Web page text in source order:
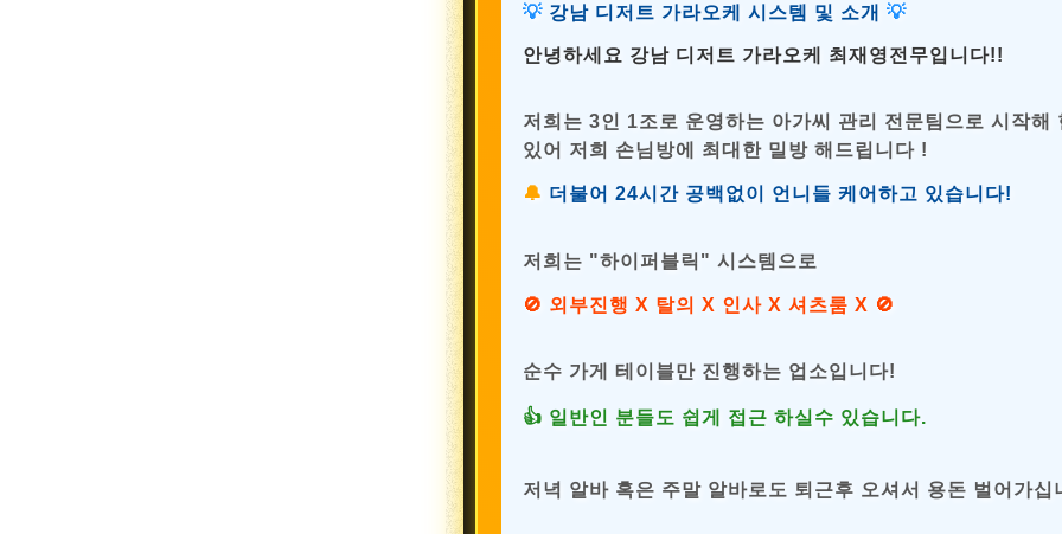
💡 강남 디저트 가라오케 시스템 및 소개 💡
안녕하세요 강남 디저트 가라오케 최재영전무입니다!!
저희는 3인 1조로 운영하는 아가씨 관리 전문팀으로 시작해
있어 저희 손님방에 최대한 밀방 해드립니다 !
🔔 더불어 24시간 공백없이 언니들 케어하고 있습니다!
저희는 "하이퍼블릭" 시스템으로
🚫 외부진행 X 탈의 X 인사 X 셔츠룸 X 🚫
순수 가게 테이블만 진행하는 업소입니다!
👍 일반인 분들도 쉽게 접근 하실수 있습니다.
저녁 알바 혹은 주말 알바로도 퇴근후 오셔서 용돈 벌어가십